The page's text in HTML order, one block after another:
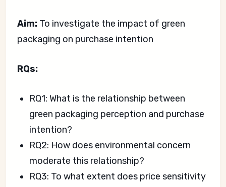
Aim: To investigate the impact of green
packaging on purchase intention
RQs:
RQ1: What is the relationship between
green packaging perception and purchase
intention?
RQ2: How does environmental concern
moderate this relationship?
RQ3: To what extent does price sensitivity